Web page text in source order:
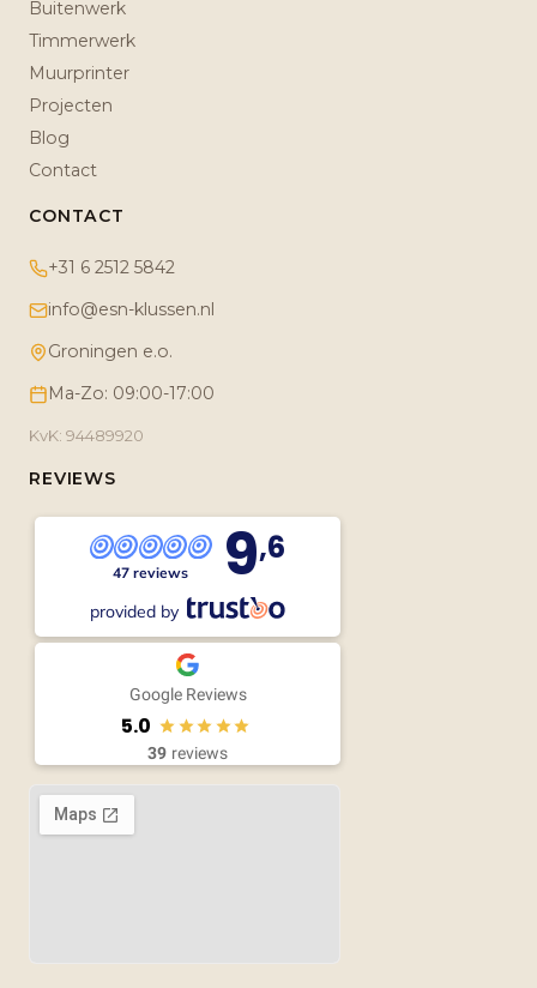
Buitenwerk
Timmerwerk
Muurprinter
Projecten
Blog
Contact
CONTACT
+31 6 2512 5842
info@esn-klussen.nl
Groningen e.o.
Ma-Zo: 09:00-17:00
KvK: 94489920
REVIEWS
47 reviews 9,6
provided by
Google Reviews
5.0
39 reviews